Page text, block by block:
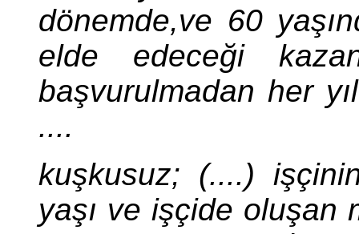
dönemde,ve 60
elde edeceği
başvurulmadan her
....
kuşkusuz; (....)
yaşı ve işçide oluşan